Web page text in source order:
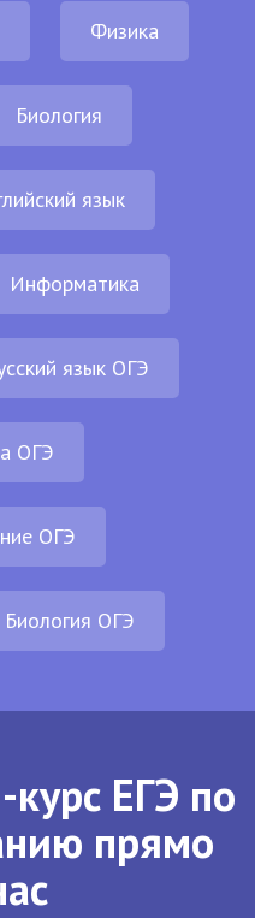
Физика
Биология
язык
Информатика
язык ОГЭ
ОГЭ
ОГЭ
Биология ОГЭ
ЕГЭ по
прямо